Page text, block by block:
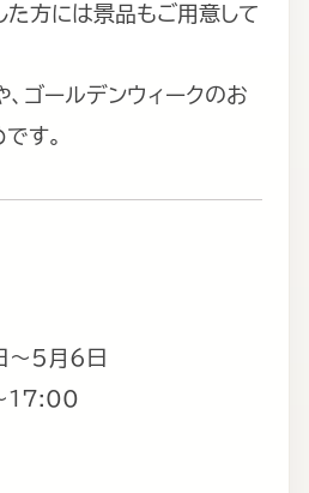
た方には景品もご用意して
ゴールデンウィークのお
す。
〜5月6日
17:00